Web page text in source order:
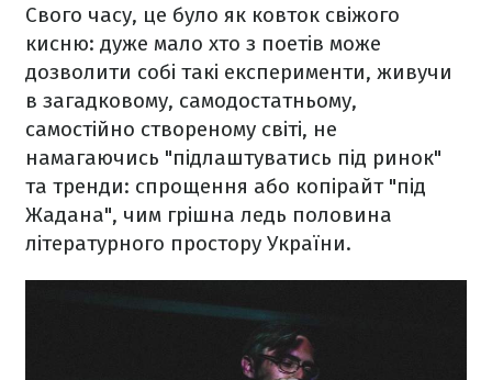
Свого часу, це було як ковток свіжого
кисню: дуже мало хто з поетів може
дозволити собі такі експерименти, живучи
в загадковому, самодостатньому,
самостійно створеному світі, не
намагаючись "підлаштуватись під ринок"
та тренди: спрощення або копірайт "під
Жадана", чим грішна ледь половина
літературного простору України.